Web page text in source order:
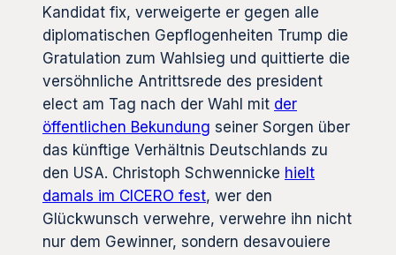
Kandidat fix, verweigerte er gegen alle
diplomatischen Gepflogenheiten Trump die
Gratulation zum Wahlsieg und quittierte die
versöhnliche Antrittsrede des president
elect am Tag nach der Wahl mit der
öffentlichen Bekundung seiner Sorgen über
das künftige Verhältnis Deutschlands zu
den USA. Christoph Schwennicke hielt
damals im CICERO fest, wer den
Glückwunsch verwehre, verwehre ihn nicht
nur dem Gewinner, sondern desavouiere